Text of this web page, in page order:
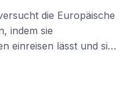
die Europäische
indem sie
einreisen lässt und sie